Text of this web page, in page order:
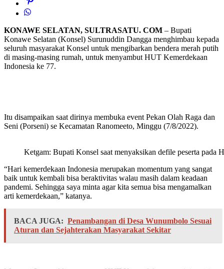
KONAWE SELATAN, SULTRASATU. COM – Bupati
Konawe Selatan (Konsel) Surunuddin Dangga menghimbau kepada
seluruh masyarakat Konsel untuk mengibarkan bendera merah putih
di masing-masing rumah, untuk menyambut HUT Kemerdekaan
Indonesia ke 77.
Itu disampaikan saat dirinya membuka event Pekan Olah Raga dan
Seni (Porseni) se Kecamatan Ranomeeto, Minggu (7/8/2022).
Ketgam: Bupati Konsel saat menyaksikan defile peserta pada
“Hari kemerdekaan Indonesia merupakan momentum yang sangat
baik untuk kembali bisa beraktivitas walau masih dalam keadaan
pandemi. Sehingga saya minta agar kita semua bisa mengamalkan
arti kemerdekaan,” katanya.
BACA JUGA: Penambangan di Desa Wunumbolo Sesuai
Aturan dan Sejahterakan Masyarakat Sekitar